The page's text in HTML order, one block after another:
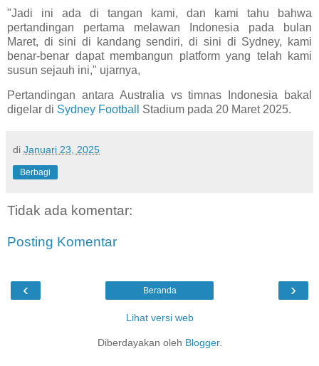
"Jadi ini ada di tangan kami, dan kami tahu bahwa
pertandingan pertama melawan Indonesia pada bulan
Maret, di sini di kandang sendiri, di sini di Sydney, kami
benar-benar dapat membangun platform yang telah kami
susun sejauh ini," ujarnya,
Pertandingan antara Australia vs timnas Indonesia bakal
digelar di Sydney Football Stadium pada 20 Maret 2025.
di Januari 23, 2025
Berbagi
Tidak ada komentar:
Posting Komentar
‹ ›
Beranda
Lihat versi web
Diberdayakan oleh Blogger.